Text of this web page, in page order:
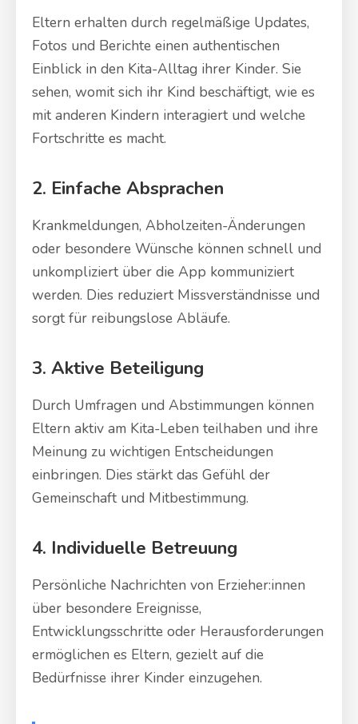
Eltern erhalten durch regelmäßige Updates,
Fotos und Berichte einen authentischen
Einblick in den Kita-Alltag ihrer Kinder. Sie
sehen, womit sich ihr Kind beschäftigt, wie es
mit anderen Kindern interagiert und welche
Fortschritte es macht.
2. Einfache Absprachen
Krankmeldungen, Abholzeiten-Änderungen
oder besondere Wünsche können schnell und
unkompliziert über die App kommuniziert
werden. Dies reduziert Missverständnisse und
sorgt für reibungslose Abläufe.
3. Aktive Beteiligung
Durch Umfragen und Abstimmungen können
Eltern aktiv am Kita-Leben teilhaben und ihre
Meinung zu wichtigen Entscheidungen
einbringen. Dies stärkt das Gefühl der
Gemeinschaft und Mitbestimmung.
4. Individuelle Betreuung
Persönliche Nachrichten von Erzieher:innen
über besondere Ereignisse,
Entwicklungsschritte oder Herausforderungen
ermöglichen es Eltern, gezielt auf die
Bedürfnisse ihrer Kinder einzugehen.